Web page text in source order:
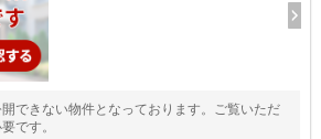
できない物件となっております。ご覧いただ
です。